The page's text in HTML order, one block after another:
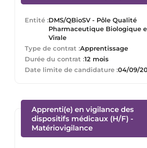
Entité :DMS/QBioSV - Pôle Qualité
Pharmaceutique Biologique
Virale
Type de contrat :Apprentissage
Durée du contrat :12 mois
Date limite de candidature :04/09/
Apprenti(e) en vigilance des
dispositifs médicaux (H/F) -
Matériovigilance(Nouvelle